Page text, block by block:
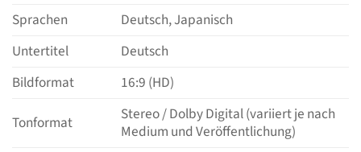
Sprachen
Deutsch, Japanisch
Untertitel
Deutsch
Bildformat
16:9 (HD)
Tonformat
Stereo / Dolby Digital (variiert je nach
Medium und Veröffentlichung)